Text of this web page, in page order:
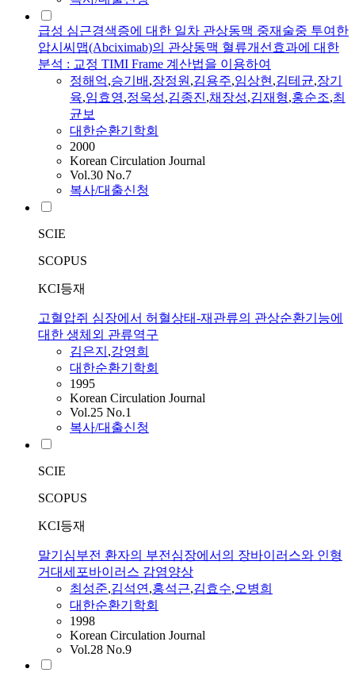
급성 심근경색증에 대한 일차 관상동맥 중재술중 투여한
압시씨맵(Abciximab)의 관상동맥 혈류개선효과에 대한
분석 : 교정 TIMI Frame 계산법을 이용하여
정해억,승기배 ,장정원,김용주,임상현,김테균,장기
육,임효영,정욱성,김종진,채장성,김재형,홍순조,최
균보
대한순환기학회
2000
Korean Circulation Journal
Vol.30 No.7
복사/대출신청
SCIE
SCOPUS
KCI등재
고혈압쥐 심장에서 허혈상태-재관류의 관상순환기능에
대한 생체외 관류역구
김은지 ,강영희
대한순환기학회
1995
Korean Circulation Journal
Vol.25 No.1
복사/대출신청
SCIE
SCOPUS
KCI등재
말기심부전 환자의 부전심장에서의 장바이러스와 인형
거대세포바이러스 감염양상
최성준,김석연,홍석근,김효수,오병희
대한순환기학회
1998
Korean Circulation Journal
Vol.28 No.9